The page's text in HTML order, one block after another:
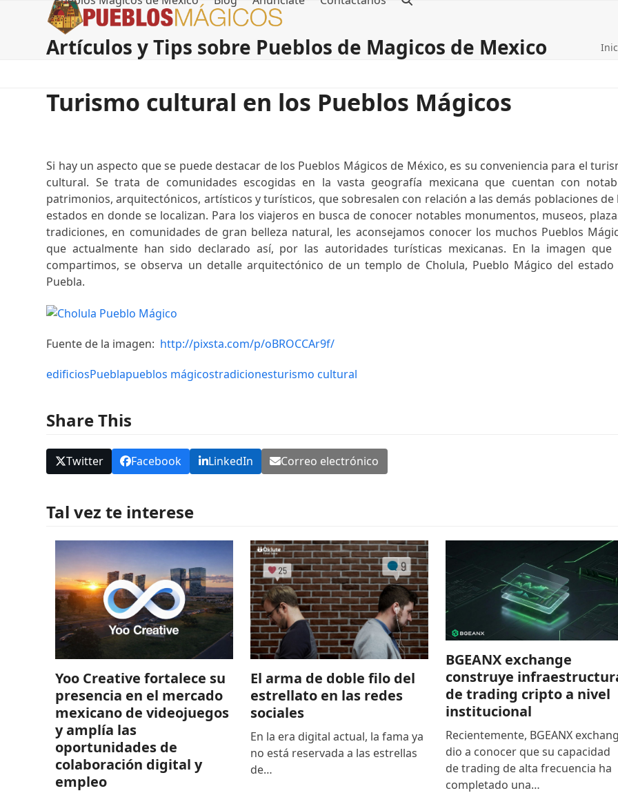
Artículos y Tips sobre Pueblos de Magicos de Mexico
Turismo cultural en los Pueblos Mágicos
Si hay un aspecto que se puede destacar de los Pueblos Mágicos de México, es su conveniencia para el
cultural. Se trata de comunidades escogidas en la vasta geografía mexicana que cuentan con
patrimonios, arquitectónicos, artísticos y turísticos, que sobresalen con relación a las demás poblaciones de
estados en donde se localizan. Para los viajeros en busca de conocer notables monumentos, museos,
tradiciones, en comunidades de gran belleza natural, les aconsejamos conocer los muchos Pueblos
que actualmente han sido declarado así, por las autoridades turísticas mexicanas. En la imagen que
compartimos, se observa un detalle arquitectónico de un templo de Cholula, Pueblo Mágico del estado
Puebla.
Fuente de la imagen: http://pixsta.com/p/oBROCCAr9f/
edificiosPueblapueblos mágicostradicionesturismo cultural
Share This
Twitter Facebook LinkedIn Correo electrónico
Tal vez te interese
Yoo Creative fortalece su
presencia en el mercado
mexicano de videojuegos
y amplía las
oportunidades de
colaboración digital y
empleo
El arma de doble filo del
estrellato en las redes
sociales
En la era digital actual, la fama ya
no está reservada a las estrellas
de…
BGEANX exchange
construye
de trading cripto a nivel
institucional
Recientemente, BGEANX
dio a conocer que su capacidad
de trading de alta frecuencia ha
completado una…